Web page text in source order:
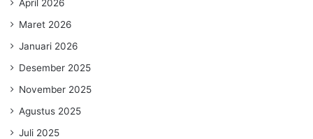
April 2026
Maret 2026
Januari 2026
Desember 2025
November 2025
Agustus 2025
Juli 2025